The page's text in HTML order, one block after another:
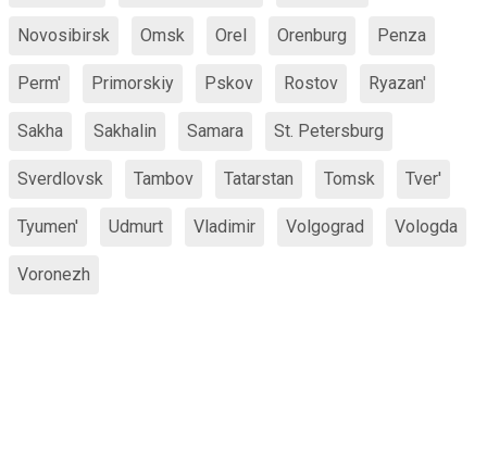
Novosibirsk Omsk Orel Orenburg Penza
Perm' Primorskiy Pskov Rostov Ryazan'
Sakha Sakhalin Samara St. Petersburg
Sverdlovsk Tambov Tatarstan Tomsk Tver'
Tyumen' Udmurt Vladimir Volgograd Vologda
Voronezh